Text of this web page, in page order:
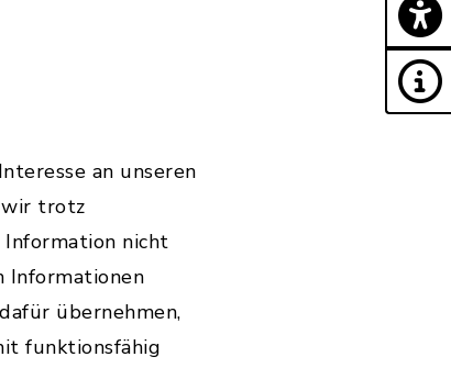
an unseren
wir trotz
nicht
Informationen
übernehmen,
funktionsfähig